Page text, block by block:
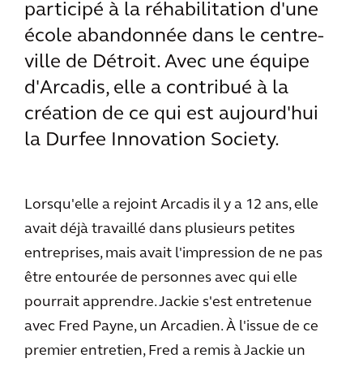
participé à la réhabilitation d'une
école abandonnée dans le centre-
ville de Détroit. Avec une équipe
d'Arcadis, elle a contribué à la
création de ce qui est aujourd'hui
la Durfee Innovation Society.
Lorsqu'elle a rejoint Arcadis il y a 12 ans, elle
avait déjà travaillé dans plusieurs petites
entreprises, mais avait l'impression de ne pas
être entourée de personnes avec qui elle
pourrait apprendre. Jackie s'est entretenue
avec Fred Payne, un Arcadien. À l'issue de ce
premier entretien, Fred a remis à Jackie un